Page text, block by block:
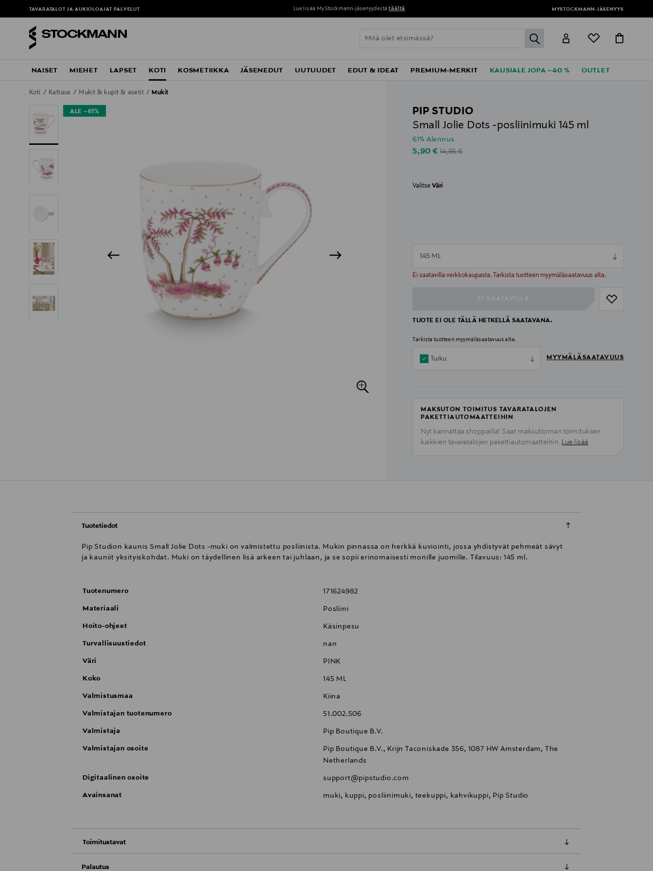
TAVARATALOT JA AUKIOLOAJAT PALVELUT Lue lisää MyStockmann-jäsenyydestä täältä MYSTOCKMANN-JÄSENYYS
label.header.go
NAISET MIEHET LAPSET KOTI KOSMETIIKKA JÄSENEDUT UUTUUDET EDUT & IDEAT PREMIUM-MERKIT KAUSIALE JOPA –40 % OUTLET
Koti Kattaus Mukit & kupit & asetit Mukit
ALE –61%
PIP STUDIO
Small Jolie Dots -posliinimuki 145 ml
61% Alennus
Discounted Price
5,90 €Original Price
14,95 €
ValitseVäri
145 ML
Ei saatavilla verkkokaupasta. Tarkista tuotteen myymäläsaatavuus alta.
null
TUOTE EI OLE TÄLLÄ HETKELLÄ SAATAVANA.
Tarkista tuotteen myymäläsaatavuus alta.
Turku MYYMÄLÄSAATAVUUS
MAKSUTON TOIMITUS TAVARATALOJEN
PAKETTIAUTOMAATTEIHIN
Nyt kannattaa shoppailla! Saat maksuttoman toimituksen
kaikkien tavaratalojen pakettiautomaatteihin. Lue lisää
Tuotetiedot
Pip Studion kaunis Small Jolie Dots -muki on valmistettu posliinista. Mukin pinnassa on herkkä kuviointi, jossa yhdistyvät pehmeät sävyt
ja kauniit yksityiskohdat. Muki on täydellinen lisä arkeen tai juhlaan, ja se sopii erinomaisesti monille juomille. Tilavuus: 145 ml.
Tuotenumero 171624982
Materiaali Posliini
Hoito-ohjeet Käsinpesu
Turvallisuustiedot nan
Väri PINK
Koko 145 ML
Valmistusmaa Kiina
Valmistajan tuotenumero 51.002.506
Valmistaja Pip Boutique B.V.
Valmistajan osoite
Pip Boutique B.V., Krijn Taconiskade 356, 1087 HW Amsterdam, The
Netherlands
Digitaalinen osoite support@pipstudio.com
Avainsanat muki, kuppi, posliinimuki, teekuppi, kahvikuppi, Pip Studio
Toimitustavat
Palautus